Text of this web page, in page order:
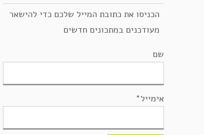
הכניסו את כתובת המייל שלכם כדי להישאר
מעודכנים במתכונים חדשים
שם
אימייל*